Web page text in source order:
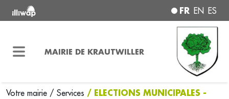
FR EN ES
MAIRIE DE KRAUTWILLER
Votre mairie / Services / ELECTIONS MUNICIPALES -